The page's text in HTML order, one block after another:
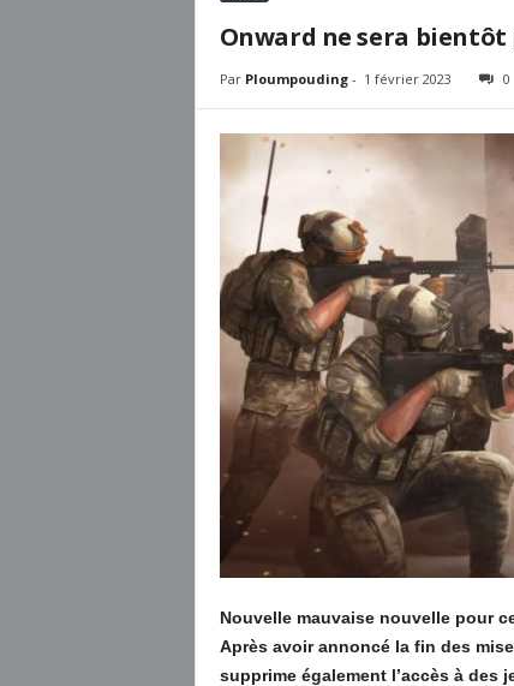
Onward ne sera bientôt
Par Ploumpouding- 1 février 2023 0
Nouvelle mauvaise nouvelle pour
Après avoir annoncé la fin des
supprime également l’accès à des